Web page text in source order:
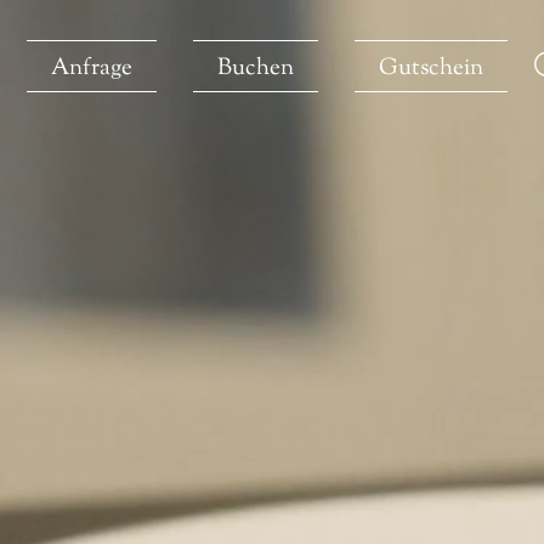
Anfrage Buchen Gutschein